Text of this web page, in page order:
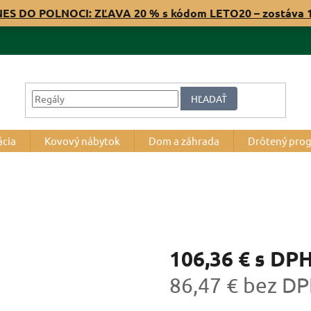
DO POLNOCI: ZĽAVA 20 % s kódom LETO20 – zostáva
HĽADAŤ
Kovový nábytok Dom a záhrada Drôtený
106,36 € s
86,47 € bez